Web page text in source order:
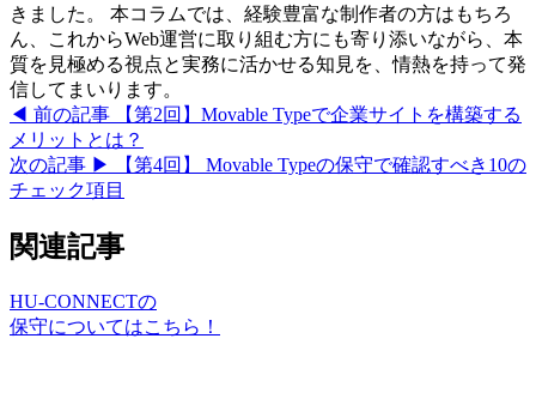
きました。 本コラムでは、経験豊富な制作者の方はもちろ
ん、これからWeb運営に取り組む方にも寄り添いながら、本
質を見極める視点と実務に活かせる知見を、情熱を持って発
信してまいります。
◀ 前の記事
【第2回】Movable Typeで企業サイトを構築する
メリットとは？
次の記事 ▶
【第4回】 Movable Typeの保守で確認すべき10の
チェック項目
関連記事
HU-CONNECTの
保守についてはこちら！